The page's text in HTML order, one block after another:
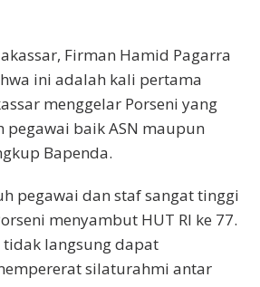
Firman Hamid Pagarra
ini adalah kali pertama
menggelar Porseni yang
baik ASN maupun
Bapenda.
pegawai dan staf sangat tinggi
menyambut HUT RI ke 77.
tidak langsung dapat
silaturahmi antar